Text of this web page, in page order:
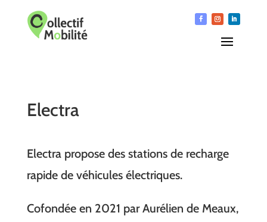
Electra
Electra propose des stations de recharge
rapide de véhicules électriques.
Cofondée en 2021 par Aurélien de Meaux,